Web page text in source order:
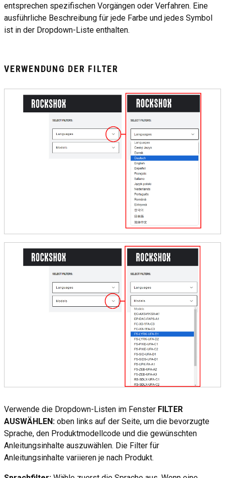
entsprechen spezifischen Vorgängen oder Verfahren. Eine
ausführliche Beschreibung für jede Farbe und jedes Symbol
ist in der Dropdown-Liste enthalten.
VERWENDUNG DER FILTER
Verwende die Dropdown-Listen im Fenster FILTER
AUSWÄHLEN: oben links auf der Seite, um die bevorzugte
Sprache, den Produktmodellcode und die gewünschten
Anleitungsinhalte auszuwählen. Die Filter für
Anleitungsinhalte variieren je nach Produkt.